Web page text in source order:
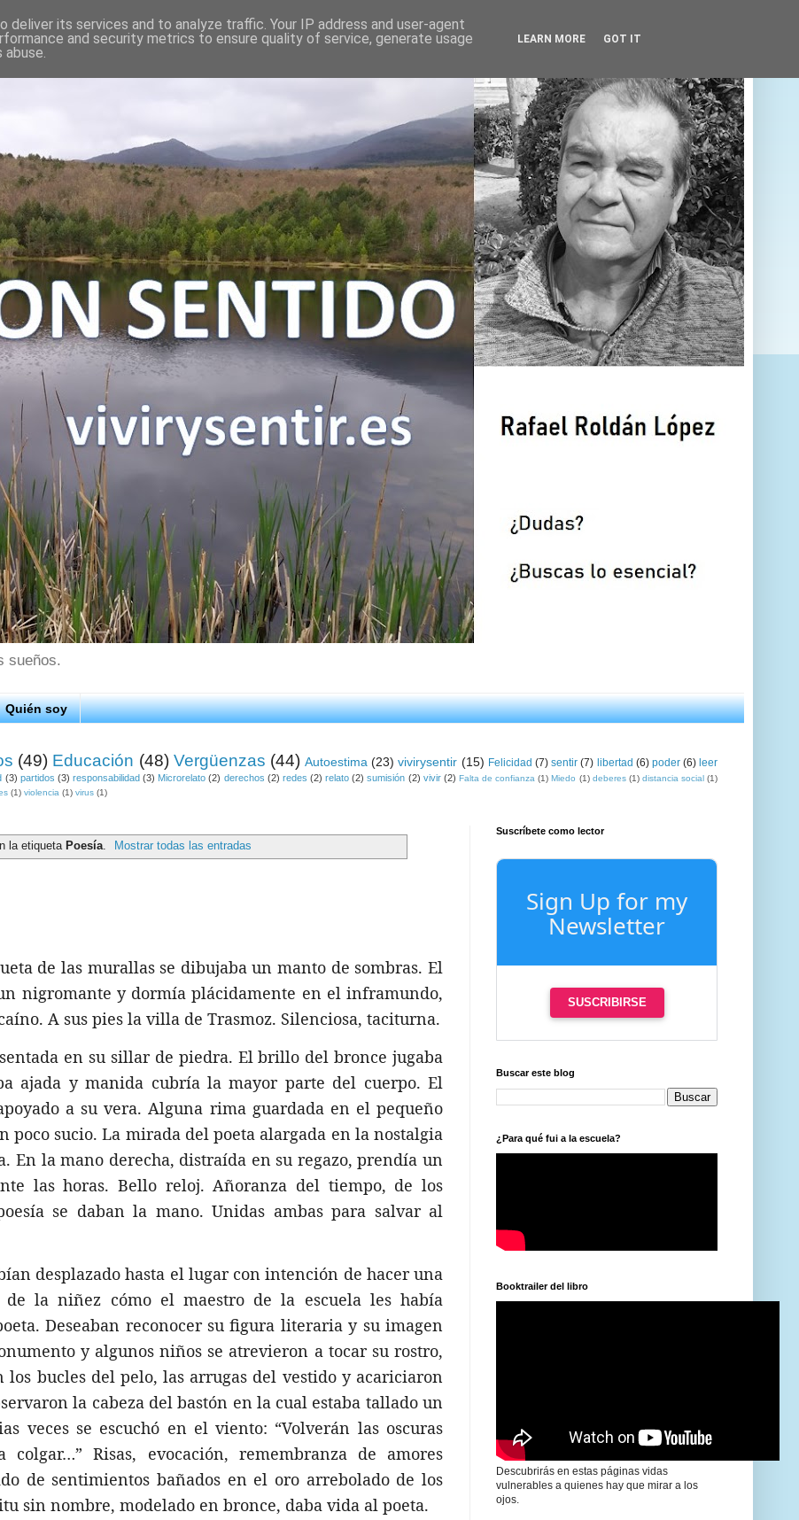
sueños.
Quién soy
(49) Educación (48) Vergüenzas (44) Autoestima (23) vivirysentir (15) Felicidad (7) sentir (7) libertad (6) poder (6) leer
(3) partidos (3) responsabilidad (3) Microrelato (2) derechos (2) redes (2) relato (2) sumisión (2) vivir (2) Falta de confianza (1) Miedo (1) deberes (1) distancia social (1)
(1) violencia (1) virus (1)
la etiqueta Poesía. Mostrar todas las entradas
de las murallas se dibujaba un manto de sombras. El
nigromante y dormía plácidamente en el inframundo,
A sus pies la villa de Trasmoz. Silenciosa, taciturna.
en su sillar de piedra. El brillo del bronce jugaba
ajada y manida cubría la mayor parte del cuerpo. El
a su vera. Alguna rima guardada en el pequeño
sucio. La mirada del poeta alargada en la nostalgia
En la mano derecha, distraída en su regazo, prendía un
las horas. Bello reloj. Añoranza del tiempo, de los
se daban la mano. Unidas ambas para salvar al
desplazado hasta el lugar con intención de hacer una
de la niñez cómo el maestro de la escuela les había
Deseaban reconocer su figura literaria y su imagen
y algunos niños se atrevieron a tocar su rostro,
los bucles del pelo, las arrugas del vestido y acariciaron
la cabeza del bastón en la cual estaba tallado un
veces se escuchó en el viento: “Volverán las oscuras
Risas, evocación, remembranza de amores
de sentimientos bañados en el oro arrebolado de los
sin nombre, modelado en bronce, daba vida al poeta.
Suscríbete como lector
Sign Up for my
Newsletter
SUSCRIBIRSE
Buscar este blog
¿Para qué fui a la escuela?
Booktrailer del libro
Descubrirás en estas páginas vidas
vulnerables a quienes hay que mirar a los
ojos.
deliver its services and to analyze traffic. Your IP address and user-agent
and security metrics to ensure quality of service, generate usage
LEARN MORE GOT IT